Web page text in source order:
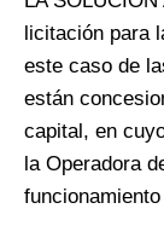
licitación para
este caso de
están
capital, en
la Operadora